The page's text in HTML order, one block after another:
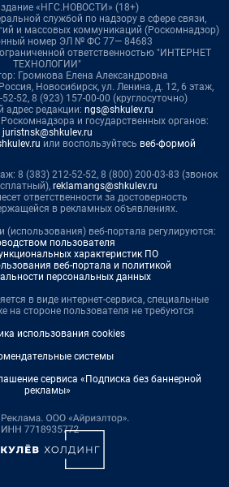
«НГС.НОВОСТИ» (18+)
службой по надзору в сфере связи,
и массовых коммуникаций (Роскомнадзор)
номер ЭЛ № ФС 77— 84683
ответственностью "ИНТЕРНЕТ
ТЕХНОЛОГИИ"
Громкова Елена Александровна
Новосибирск, ул. Ленина, д. 12, 6 этаж,
52, 8 (923) 157-00-00 (круглосуточно)
адрес редакции: ngs@shkulev.ru
и государственных органов:
juristnsk@shkulev.ru
или воспользуйтесь веб-формой
8 (383) 212-52-52, 8 (800) 200-03-83 (звонок
reklamangs@shkulev.ru
ответственности за достоверность
в рекламных объявлениях.
(использования) веб-портала регулируются:
пользователя
характеристик ПО
веб-портала и политикой
персональных данных
в виде интернет-сервиса, специальные
на стороне пользователя не требуются
использования cookies
системы
сервиса «Подписка без баннерной
рекламы»